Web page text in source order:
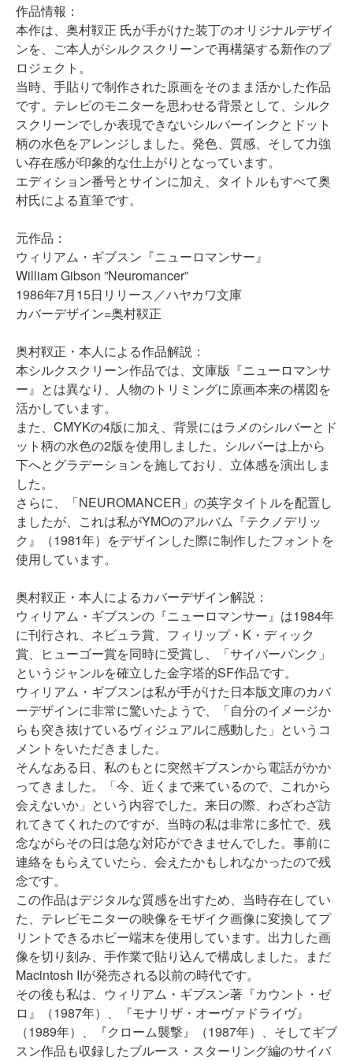
作品情報：
本作は、奥村靫正 氏が手がけた装丁のオリジナルデザイ
ンを、 ご本人がシルクスクリーンで再構築する新作のプ
ロジェクト。
当時、手貼りで制作された原画をそのまま活かした作品
です。テレビのモニターを思わせる背景として、シルク
スクリーンでしか表現できないシルバーインクとドット
柄の水色をアレンジしました。発色、質感、そして力強
い存在感が印象的な仕上がりとなっています。
エディション番号とサインに加え、タイトルもすべて奥
村氏による直筆です。
元作品：
ウィリアム・ギブスン『ニューロマンサー』
William Gibson ”Neuromancer”
1986年7月15日リリース／ハヤカワ文庫
カバーデザイン=奥村靫正
奥村靫正・本人による作品解説：
本シルクスクリーン作品では、文庫版『ニューロマンサ
ー』とは異なり、人物のトリミングに原画本来の構図を
活かしています。
また、CMYKの4版に加え、背景にはラメのシルバーと ド
ット柄の水色の2版を使用しました。シルバーは上から
下へとグラデーションを施しており、立体感を演出しま
した。
さらに、「NEUROMANCER」の英字タイトルを配置し
ましたが、これは私がYMOのアルバム『テクノデリッ
ク』（1981年）をデザインした際に制作したフォントを
使用しています。
奥村靫正・本人によるカバーデザイン解説：
ウィリアム・ギブスンの『ニューロマンサー』は1984年
に刊行され、ネビュラ賞、フィリップ・K・ディック
賞、ヒューゴー賞を同時に受賞し、「サイバーパンク」
というジャンルを確立した金字塔的SF作品です。
ウィリアム・ギブスンは私が手がけた日本版文庫のカバ
ーデザインに非常に驚いたようで、「自分のイメージか
らも突き抜けているヴィジュアルに感動した」というコ
メントをいただきました。
そんなある日、私のもとに突然ギブスンから電話がかか
ってきました。「今、近くまで来ているので、これから
会えないか」という内容でした。来日の際、わざわざ訪
れてきてくれたのですが、当時の私は非常に多忙で、残
念ながらその日は急な対応ができませんでした。事前に
連絡をもらえていたら、会えたかもしれなかったので残
念です。
この作品はデジタルな質感を出すため、当時存在してい
た、テレビモニターの映像をモザイク画像に変換してプ
リントできるホビー端末を使用しています。出力した画
像を切り刻み、手作業で貼り込んで構成しました。まだ
Macintosh IIが発売される以前の時代です。
その後も私は、ウィリアム・ギブスン著『カウント・ゼ
ロ』（1987年）、『モナリザ・オーヴァドライヴ』
（1989年）、『クローム襲撃』（1987年）、そしてギブ
スン作品も収録したブルース・スターリング編のサイバ